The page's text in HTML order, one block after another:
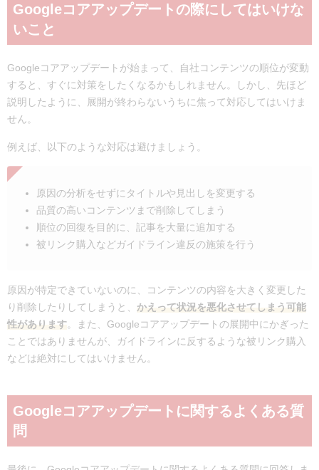
Googleコアアップデートの際にしてはいけな
いこと
Googleコアアップデートが始まって、自社コンテンツの順位が変動
すると、すぐに対策をしたくなるかもしれません。しかし、先ほど
説明したように、展開が終わらないうちに焦って対応してはいけま
せん。
例えば、以下のような対応は避けましょう。
原因の分析をせずにタイトルや見出しを変更する
品質の高いコンテンツまで削除してしまう
順位の回復を目的に、記事を大量に追加する
被リンク購入などガイドライン違反の施策を行う
原因が特定できていないのに、コンテンツの内容を大きく変更した
り削除したりしてしまうと、 かえって状況を悪化させてしまう可能
性があります。また、Googleコアアップデートの展開中にかぎった
ことではありませんが、ガイドラインに反するような被リンク購入
などは絶対にしてはいけません。
Googleコアアップデートに関するよくある質
問